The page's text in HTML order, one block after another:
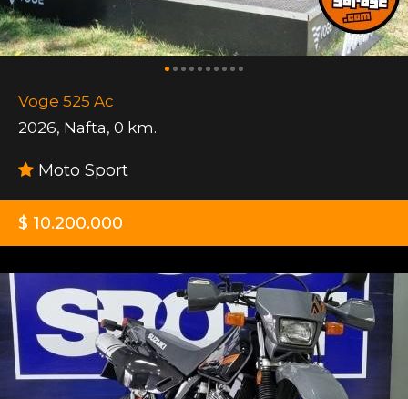
Voge 525 Ac
2026, Nafta, 0 km.
Moto Sport
$ 10.200.000